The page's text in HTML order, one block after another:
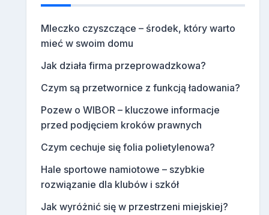
Mleczko czyszczące – środek, który warto
mieć w swoim domu
Jak działa firma przeprowadzkowa?
Czym są przetwornice z funkcją ładowania?
Pozew o WIBOR – kluczowe informacje
przed podjęciem kroków prawnych
Czym cechuje się folia polietylenowa?
Hale sportowe namiotowe – szybkie
rozwiązanie dla klubów i szkół
Jak wyróżnić się w przestrzeni miejskiej?